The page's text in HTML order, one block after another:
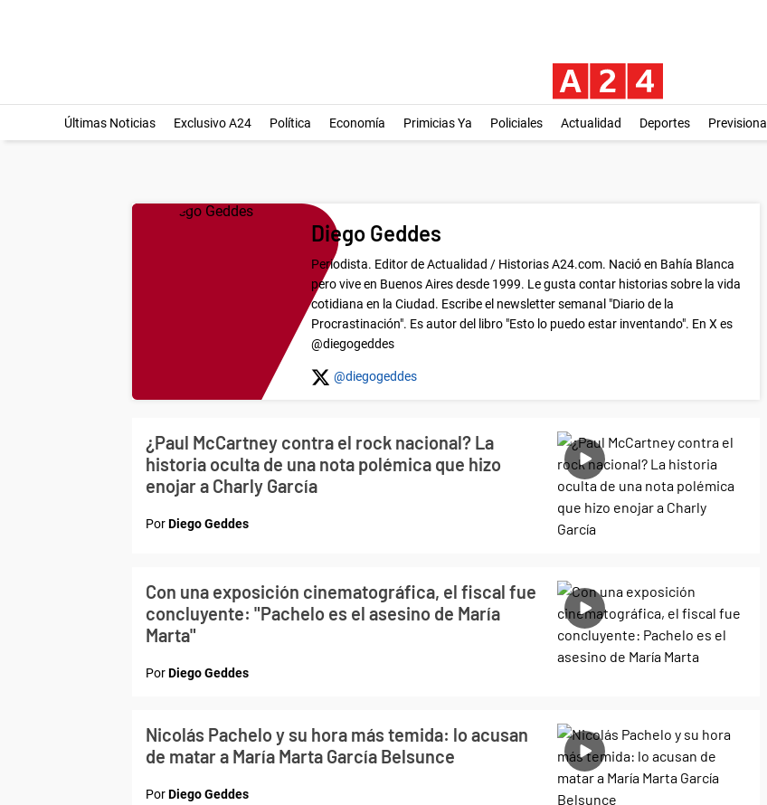
Últimas Noticias Exclusivo A24 Política Economía Primicias Ya Policiales Actualidad Deportes Previsional
Diego Geddes
Periodista. Editor de Actualidad / Historias A24.com. Nació en Bahía Blanca
pero vive en Buenos Aires desde 1999. Le gusta contar historias sobre la vida
cotidiana en la Ciudad. Escribe el newsletter semanal "Diario de la
Procrastinación". Es autor del libro "Esto lo puedo estar inventando". En X es
@diegogeddes
@diegogeddes
¿Paul McCartney contra el rock nacional? La
historia oculta de una nota polémica que hizo
enojar a Charly García
PorDiego Geddes
Con una exposición cinematográfica, el fiscal fue
concluyente: "Pachelo es el asesino de María
Marta"
PorDiego Geddes
Nicolás Pachelo y su hora más temida: lo acusan
de matar a María Marta García Belsunce
PorDiego Geddes